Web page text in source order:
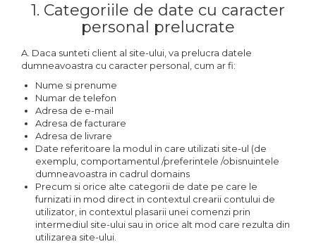
1. Categoriile de date cu caracter
personal prelucrate
A. Daca sunteti client al site-ului, va prelucra datele
dumneavoastra cu caracter personal, cum ar fi:
Nume si prenume
Numar de telefon
Adresa de e-mail
Adresa de facturare
Adresa de livrare
Date referitoare la modul in care utilizati site-ul (de
exemplu, comportamentul /preferintele /obisnuintele
dumneavoastra in cadrul domains
Precum si orice alte categorii de date pe care le
furnizati in mod direct in contextul crearii contului de
utilizator, in contextul plasarii unei comenzi prin
intermediul site-ului sau in orice alt mod care rezulta din
utilizarea site-ului.